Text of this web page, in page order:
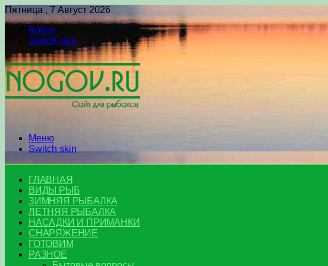
Пятница , 7 Август 2026
Войти
Switch skin
Меню
Switch skin
ГЛАВНАЯ
ВИДЫ РЫБ
ЗИМНЯЯ РЫБАЛКА
ЛЕТНЯЯ РЫБАЛКА
НАСАДКИ И ПРИМАНКИ
СНАРЯЖЕНИЕ
ГОТОВИМ
РАЗНОЕ